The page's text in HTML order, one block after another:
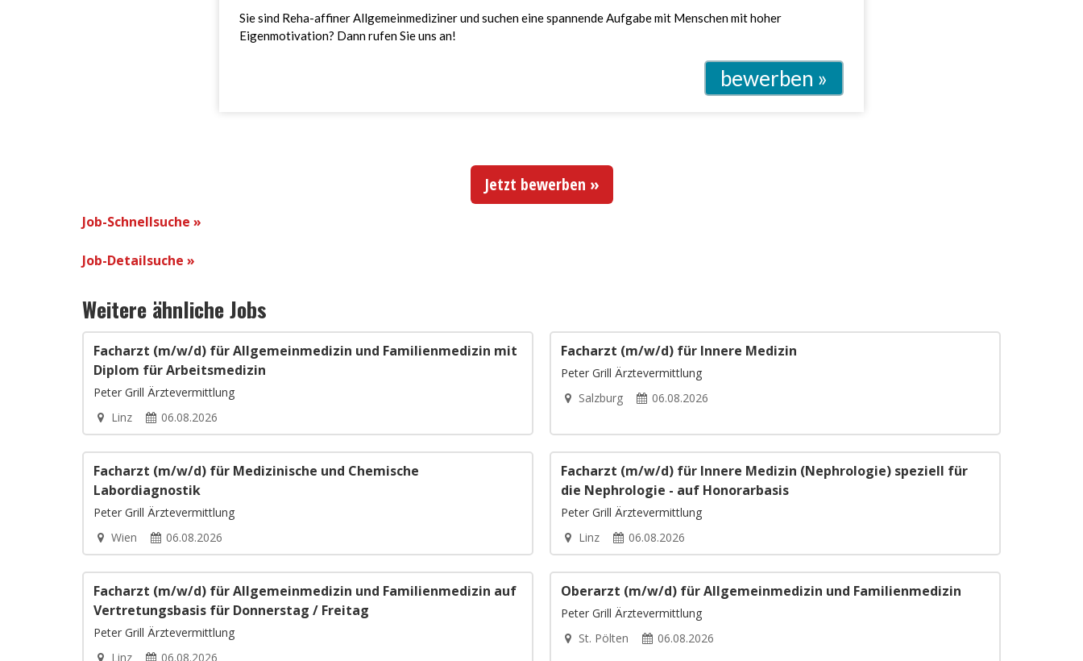
Jetzt bewerben »
Job-Schnellsuche »
Job-Detailsuche »
Weitere ähnliche Jobs
Facharzt (m/w/d) für Allgemeinmedizin und Familienmedizin mit
Diplom für Arbeitsmedizin
Peter Grill Ärztevermittlung
Linz
06.08.2026
Facharzt (m/w/d) für Innere Medizin
Peter Grill Ärztevermittlung
Salzburg
06.08.2026
Facharzt (m/w/d) für Medizinische und Chemische
Labordiagnostik
Peter Grill Ärztevermittlung
Wien
06.08.2026
Facharzt (m/w/d) für Innere Medizin (Nephrologie) speziell für
die Nephrologie - auf Honorarbasis
Peter Grill Ärztevermittlung
Linz
06.08.2026
Facharzt (m/w/d) für Allgemeinmedizin und Familienmedizin auf
Vertretungsbasis für Donnerstag / Freitag
Peter Grill Ärztevermittlung
Linz
06.08.2026
Oberarzt (m/w/d) für Allgemeinmedizin und Familienmedizin
Peter Grill Ärztevermittlung
St. Pölten
06.08.2026